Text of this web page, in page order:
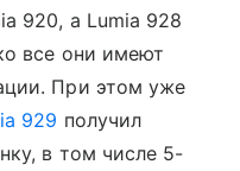
920, а Lumia 928
все они имеют
При этом уже
929 получил
в том числе 5-